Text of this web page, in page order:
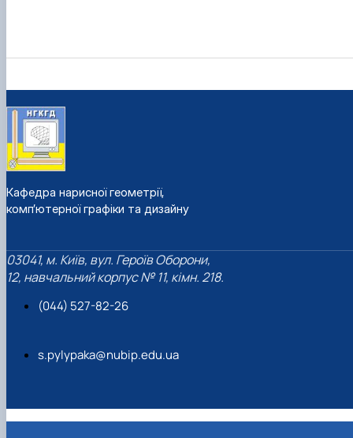
Кафедра нарисної геометрії,
комп’ютерної графіки та дизайну
03041, м. Київ, вул. Героїв Оборони,
12, навчальний корпус № 11, кімн. 218.
(044) 527-82-26
s.pylypaka@nubip.edu.ua